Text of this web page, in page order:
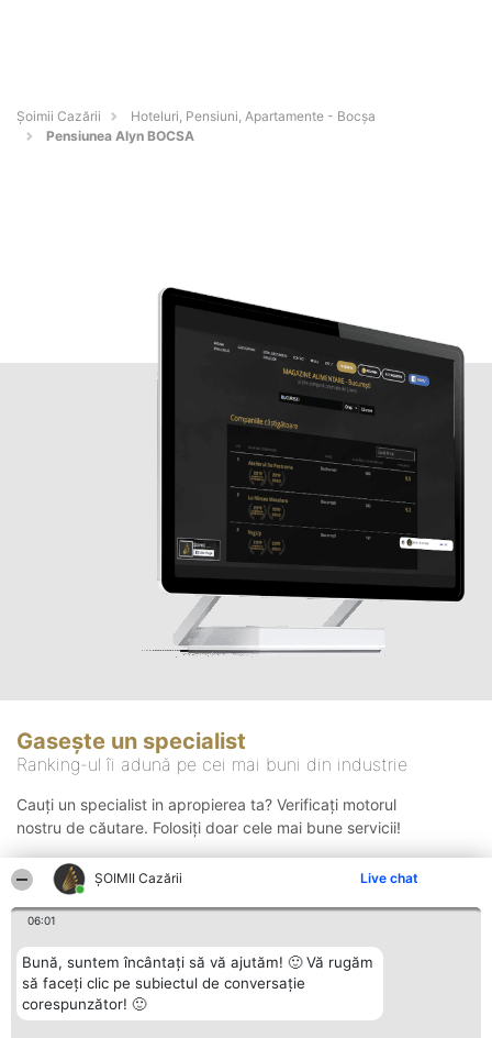
ȘOIMII Cazării Live chat
06:01
Bună, suntem încântați să vă ajutăm! 🙂 Vă rugăm
să faceți clic pe subiectul de conversație
corespunzător! 🙂
Șoimii Cazării
Hoteluri, Pensiuni, Apartamente - Bocşa
Pensiunea Alyn BOCSA
Gasește un specialist
Ranking-ul îi adună pe cei mai buni din industrie
Cauți un specialist in apropierea ta? Verificați motorul
nostru de căutare. Folosiți doar cele mai bune servicii!